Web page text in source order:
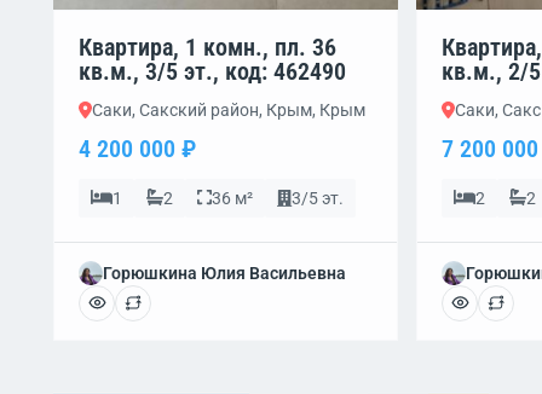
Квартира, 1 комн., пл. 36
кв.м., 3/5 эт., код: 462490
Саки, Сакский район, Крым, Крым
4 200 000 ₽
1 2 36 м² 3/5 эт.
Горюшкина Юлия Васильевна
кв.м., 2/
Саки,
7 200
2 2